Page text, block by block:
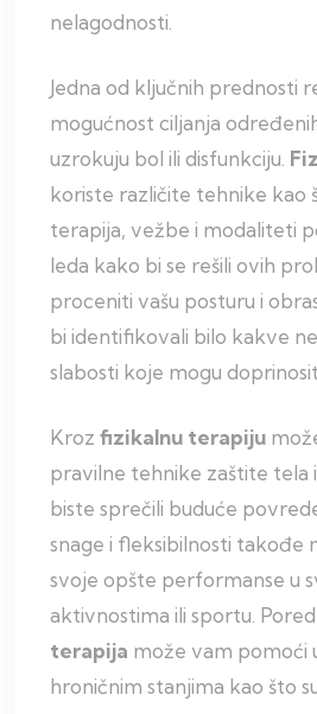
nelagodnosti.
Jedna od ključnih prednosti
mogućnost ciljanja
uzrokuju bol ili disfunkciju.
koriste različite tehnike kao
terapija, vežbe i modaliteti
leda kako bi se rešili ovih
proceniti vašu posturu i
bi identifikovali bilo kakve
slabosti koje mogu
Kroz fizikalnu terapiju
pravilne tehnike zaštite tela
biste sprečili buduće
snage i fleksibilnosti takođe
svoje opšte performanse u
aktivnostima ili sportu.
terapija može vam pomoći
hroničnim stanjima kao što